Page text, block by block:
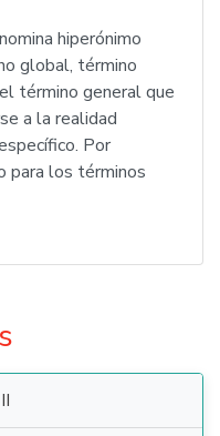
hiperónimo
global, término
término general que
a la realidad
Por
para los términos